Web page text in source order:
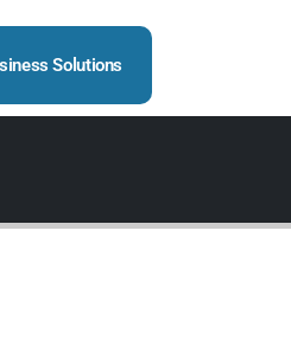
Solutions